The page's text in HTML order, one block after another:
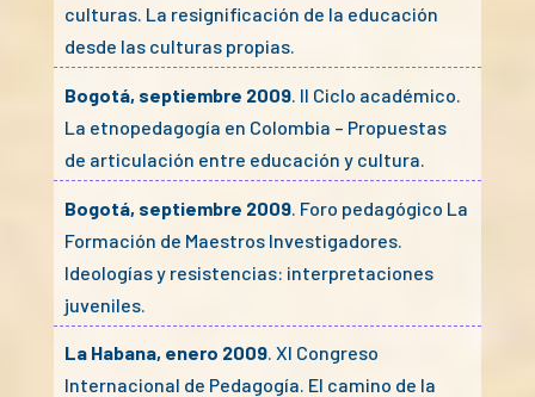
culturas. La resignificación de la educación
desde las culturas propias.
Bogotá, septiembre 2009. II Ciclo académico.
La etnopedagogía en Colombia – Propuestas
de articulación entre educación y cultura.
Bogotá, septiembre 2009. Foro pedagógico La
Formación de Maestros Investigadores.
Ideologías y resistencias: interpretaciones
juveniles.
La Habana, enero 2009. XI Congreso
Internacional de Pedagogía. El camino de la